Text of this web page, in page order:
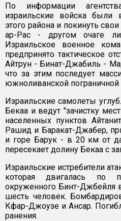
По информации
израильские войска были
этого района и покинуть
ар-Рас - другом очаге
Израильское военное
предпринято тактическое
Айтрун - Бинат-Джабиль -
что за этим последует
южноливанской пограничной
Израильские самолеты
Бекаа и ведут "зачистку
населенных пунктов
Рашид и Баракат-Джабер,
и горе Барук - в 20 км от
пересекает долину Бекаа с
Израильские истребители
которая двигалась по
окруженного Бинт-Джбейля
шесть человек.
Кфар-Джоузе и Ансар.
ранения.